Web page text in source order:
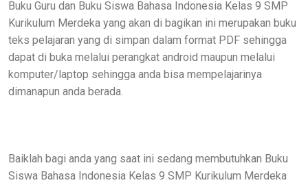
Buku Guru dan Buku Siswa Bahasa Indonesia Kelas 9 SMP
Kurikulum Merdeka yang akan di bagikan ini merupakan buku
teks pelajaran yang di simpan dalam format PDF sehingga
dapat di buka melalui perangkat android maupun melalui
komputer/laptop sehingga anda bisa mempelajarinya
dimanapun anda berada.
Baiklah bagi anda yang saat ini sedang membutuhkan Buku
Siswa Bahasa Indonesia Kelas 9 SMP Kurikulum Merdeka